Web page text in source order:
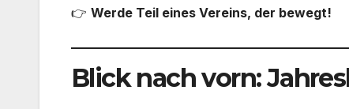
👉 Werde Teil eines Vereins, der bewegt!
Blick nach vorn: